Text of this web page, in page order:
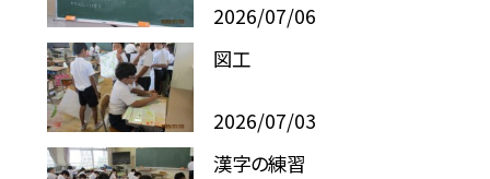
2026/07/06
図工
2026/07/03
漢字の練習